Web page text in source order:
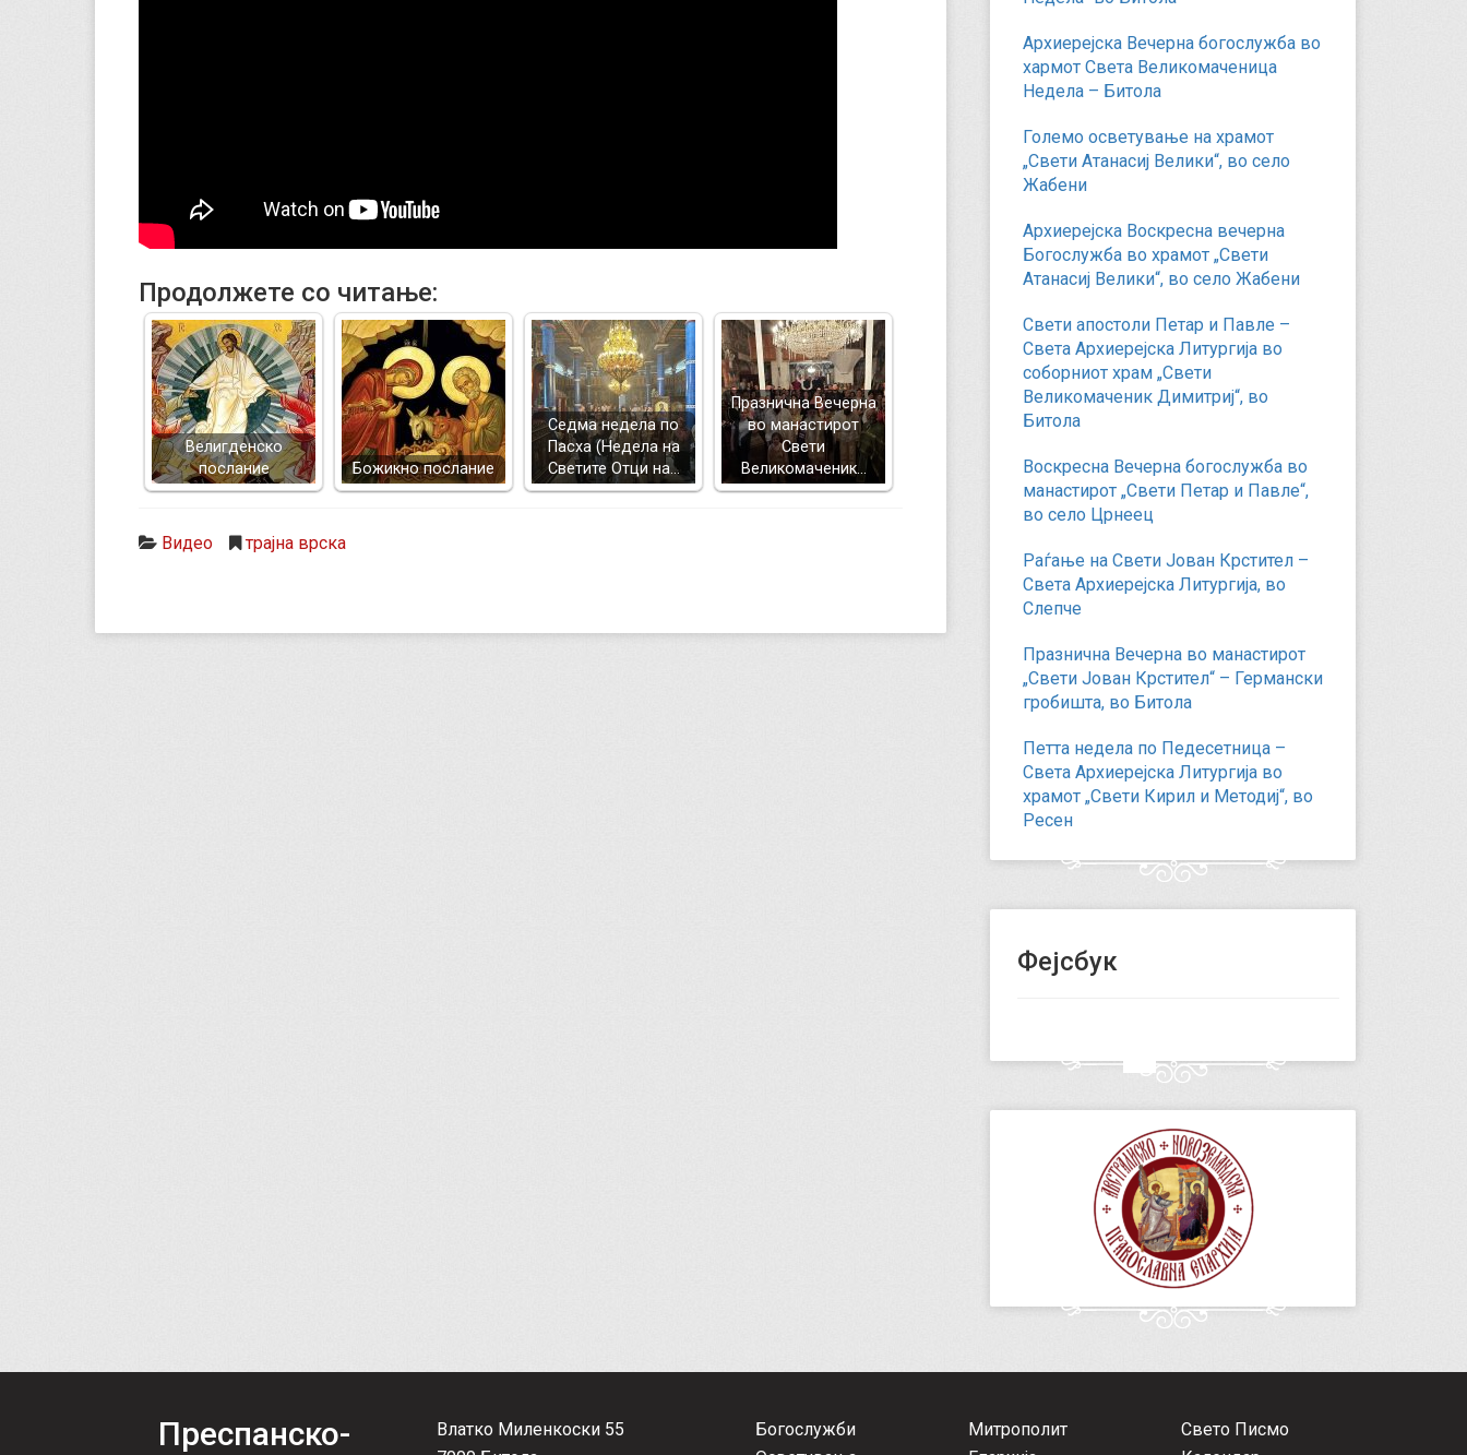
Продолжете со читање:
Велигденско
послание
Божикно послание
Седма недела по
Пасха (Недела на
Светите Отци на…
Празнична Вечерна
во манастирот
Свети
Великомаченик…
Видео трајна врска
Архиерејска Вечерна богослужба во
хармот Света Великомаченица
Недела – Битола
Големо осветување на храмот
„Свети Атанасиј Велики“, во село
Жабени
Архиерејска Воскресна вечерна
Богослужба во храмот „Свети
Атанасиј Велики“, во село Жабени
Свети апостоли Петар и Павле –
Света Архиерејска Литургија во
соборниот храм „Свети
Великомаченик Димитриј“, во
Битола
Воскресна Вечерна богослужба во
манастирот „Свети Петар и Павле“,
во село Црнеец
Раѓање на Свети Јован Крстител –
Света Архиерејска Литургија, во
Слепче
Празнична Вечерна во манастирот
„Свети Јован Крстител“ – Германски
гробишта, во Битола
Петта недела по Педесетница –
Света Архиерејска Литургија во
храмот „Свети Кирил и Методиј“, во
Ресен
Фејсбук
Преспанско-
Влатко Миленкоски 55
Богослужби
Митрополит
Свето Писмо